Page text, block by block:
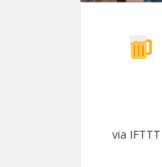
via IFTTT